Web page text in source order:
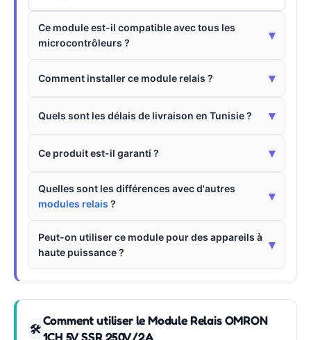
Ce module est-il compatible avec tous les
microcontrôleurs ?
▾
Comment installer ce module relais ? ▾
Quels sont les délais de livraison en Tunisie ? ▾
Ce produit est-il garanti ? ▾
Quelles sont les différences avec d'autres
modules relais ?
▾
Peut-on utiliser ce module pour des appareils à
haute puissance ?
▾
🛠
Comment utiliser le Module Relais OMRON
1CH 5V SSR 250V/2A